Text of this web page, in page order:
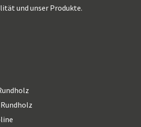
und unser Produkte.